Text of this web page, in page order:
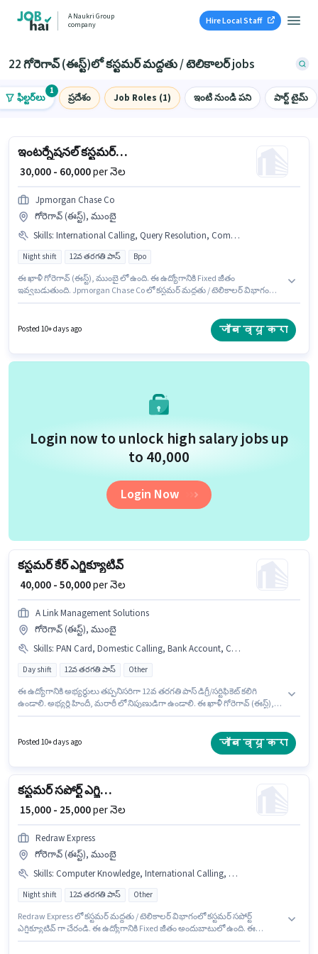
A Naukri Group
company
Hire Local Staff
22 గోరెగావ్ (ఈస్ట్)లో కస్టమర్ మద్దతు / టెలికాలర్ jobs
ఫిల్టర్‌లు
1
ప్రదేశం Job Roles (1) ఇంటి నుండి పని పార్ట్ టైమ్
ఇంటర్నేషనల్ కస్టమర్ రిప్రజెంటేటివ్
₹ 30,000 - 60,000per నెల
Jpmorgan Chase Co
గోరెగావ్ (ఈస్ట్), ముంబై
Skills: International Calling, Query Resolution, Computer Knowledge
Night shift 12వ తరగతి పాస్ Bpo
ఈ ఖాళీ గోరెగావ్ (ఈస్ట్), ముంబై లో ఉంది. ఈ ఉద్యోగానికి Fixed జీతం
ఇవ్వబడుతుంది. Jpmorgan Chase Co లో కస్టమర్ మద్దతు / టెలికాలర్ విభాగంలో
ఏళ్లు సంవత్సరాల అనుభవం ఉన్న వారికి కోసం, నెల జీతం ₹60000 ఉంటుంది. ఈ
ఉద్యోగానికి అర్హత పొందేందుకు అభ్యర్థికి Computer Knowledge, International
Posted 10+ days ago जॉब व्यू करा
Login now to unlock high salary jobs up
to ₹40,000
Login Now
కస్టమర్ కేర్ ఎగ్జిక్యూటివ్
₹ 40,000 - 50,000per నెల
A Link Management Solutions
గోరెగావ్ (ఈస్ట్), ముంబై
Skills: PAN Card, Domestic Calling, Bank Account, Computer Knowledge, Aadhar Card
Day shift 12వ తరగతి పాస్ Other
ఈ ఉద్యోగానికి అభ్యర్థులు తప్పనిసరిగా 12వ తరగతి పాస్ డిగ్రీ/సర్టిఫికెట్ కలిగి
ఉండాలి. అభ్యర్థి హిందీ, మరాఠీ లో నిపుణుడిగా ఉండాలి. ఈ ఖాళీ గోరెగావ్ (ఈస్ట్),
ఉద్యోగంలో అదనపు ప్రయోజనాలు PF ఉన్నాయి.
Posted 10+ days ago जॉब व्यू करा
కస్టమర్ సపోర్ట్ ఎగ్జిక్యూటివ్
₹ 15,000 - 25,000per నెల
Redraw Express
గోరెగావ్ (ఈస్ట్), ముంబై
Skills: Computer Knowledge, International Calling, Query Resolution
Night shift 12వ తరగతి పాస్ Other
Redraw Express లో కస్టమర్ మద్దతు / టెలికాలర్ విభాగంలో కస్టమర్ సపోర్ట్
ఎగ్జిక్యూటివ్ గా చేరండి. ఈ ఉద్యోగానికి Fixed జీతం అందుబాటులో ఉంది. ఈ